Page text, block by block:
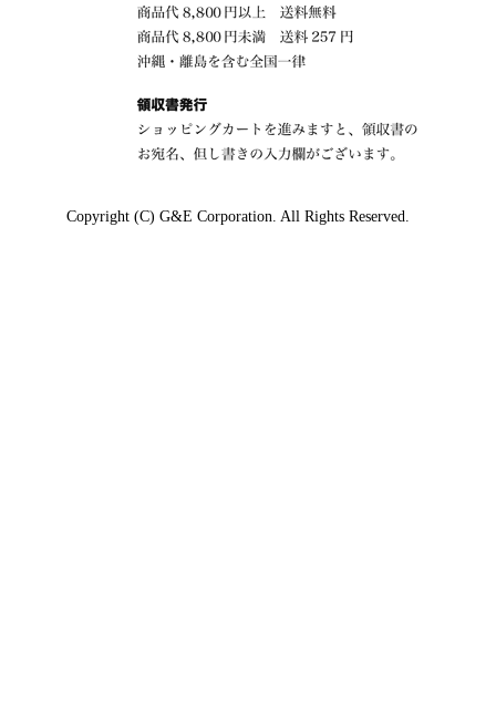
Copyright (C) G&E Corporation. All Rights Reserved.